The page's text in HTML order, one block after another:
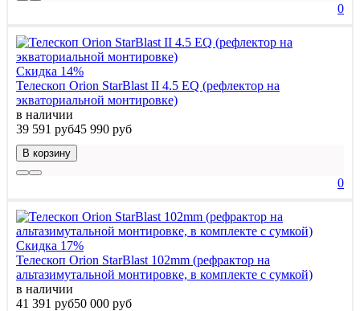
0
Скидка 14%
Телескоп Orion StarBlast II 4.5 EQ (рефлектор на
экваториальной монтировке)
в наличии
39 591 руб45 990 руб
В корзину
0
Скидка 17%
Телескоп Orion StarBlast 102mm (рефрактор на
альтазимутальной монтировке, в комплекте с сумкой)
в наличии
41 391 руб50 000 руб